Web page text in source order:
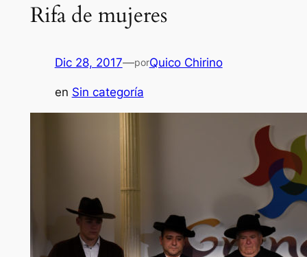
Rifa de mujeres
Dic 28, 2017—porQuico Chirino
en Sin categoría